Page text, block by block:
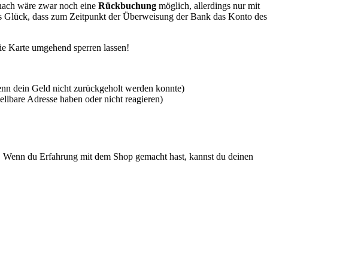
wäre zwar noch eine Rückbuchung möglich, allerdings nur mit
dass zum Zeitpunkt der Überweisung der Bank das Konto des
Karte umgehend sperren lassen!
dein Geld nicht zurückgeholt werden konnte)
Adresse haben oder nicht reagieren)
du Erfahrung mit dem Shop gemacht hast, kannst du deinen